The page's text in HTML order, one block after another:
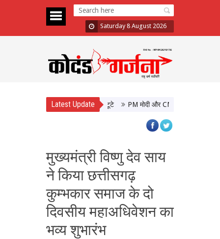
Saturday 8 August 2026
Latest Update PM मोदी और CM योगी की मुलाकात, उत्तर
मुख्यमंत्री विष्णु देव साय
ने किया छत्तीसगढ़
कुम्भकार समाज के दो
दिवसीय महाअधिवेशन का
भव्य शुभारंभ